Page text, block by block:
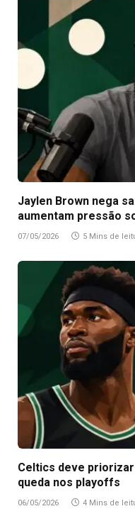
Jaylen Brown nega
aumentam pressão
07/05/2026 5 Mins de
Celtics deve
queda nos playoffs
06/05/2026 4 Mins de